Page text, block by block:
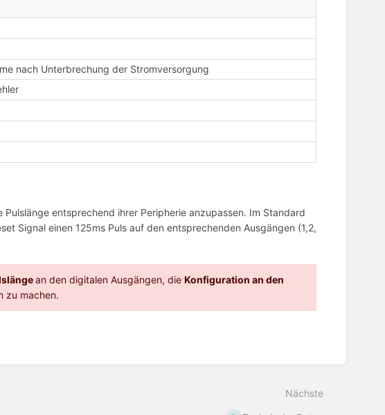
nach Unterbrechung der Stromversorgung
entsprechend ihrer Peripherie anzupassen. Im Standard
Signal einen 125ms Puls auf den entsprechenden Ausgängen (1,2,
an den digitalen Ausgängen, die Konfiguration an den
zu machen.
Nächste